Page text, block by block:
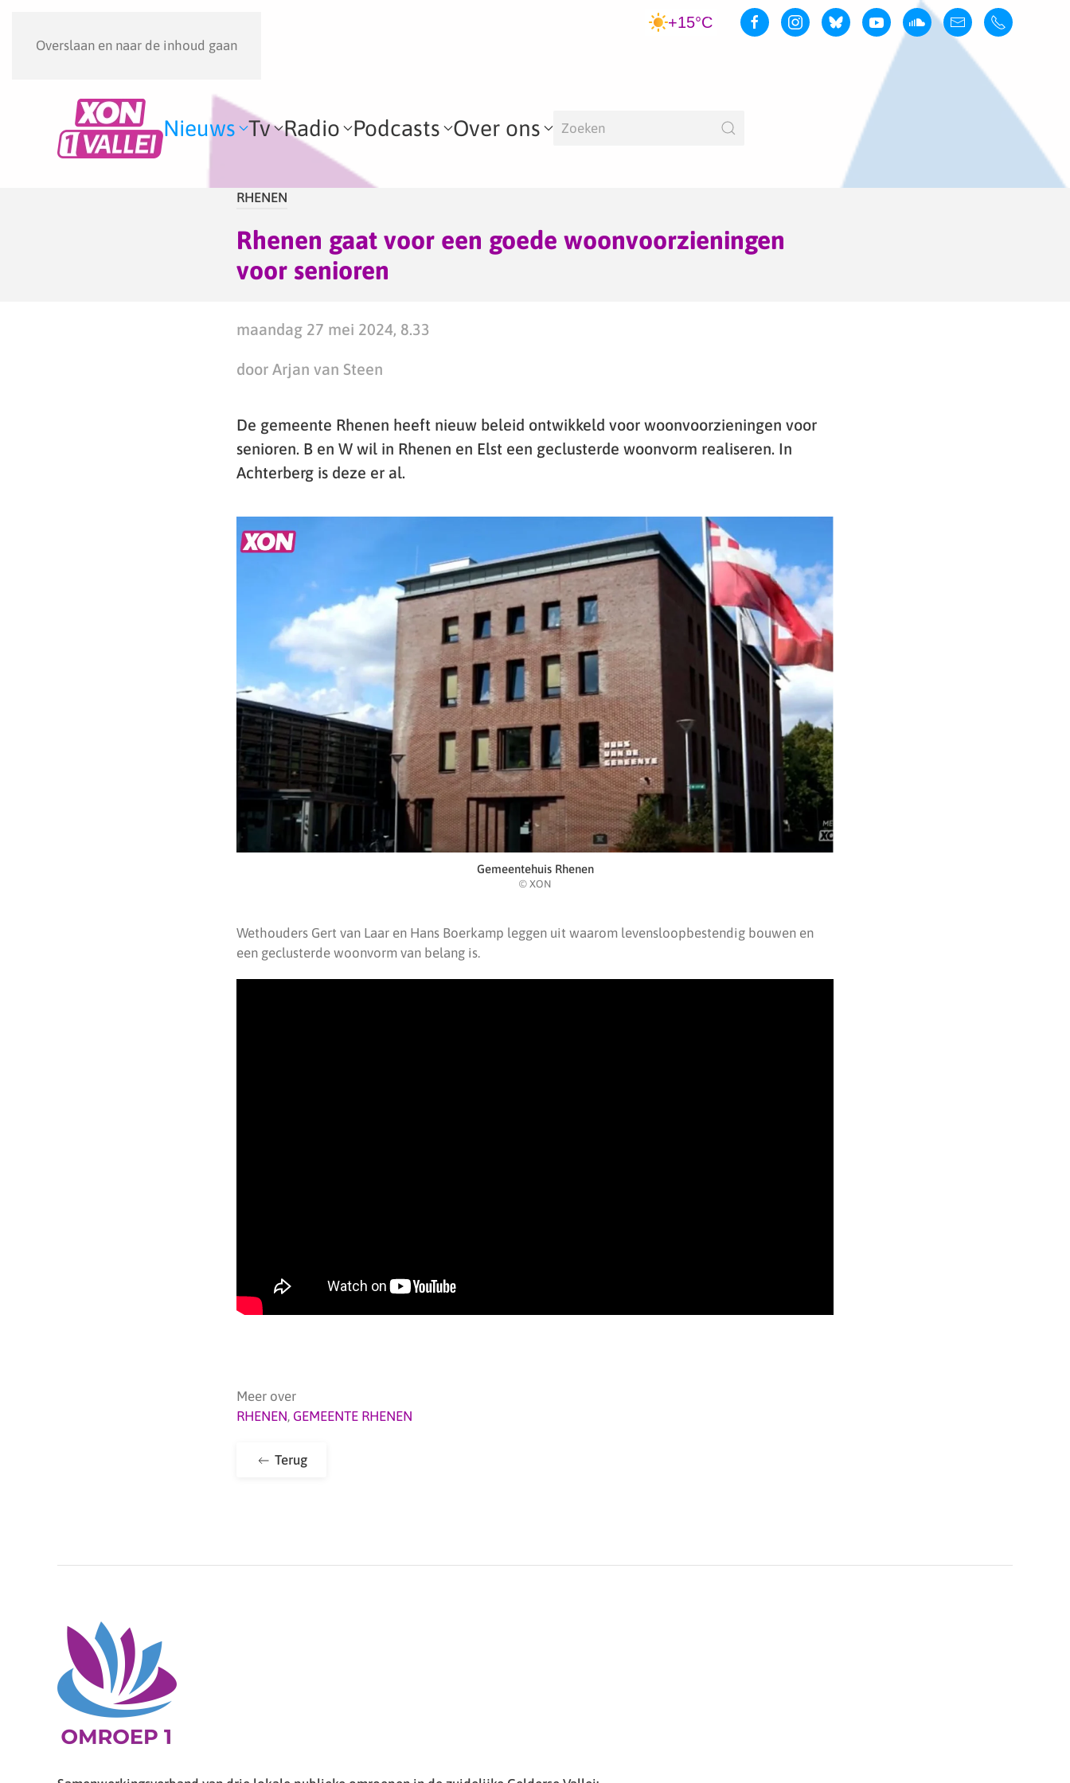
Overslaan en naar de inhoud gaan
+15°C
Nieuws Tv Radio Podcasts Over ons
RHENEN
Rhenen gaat voor een goede woonvoorzieningen
voor senioren
maandag 27 mei 2024, 8.33
door Arjan van Steen
De gemeente Rhenen heeft nieuw beleid ontwikkeld voor woonvoorzieningen voor
senioren. B en W wil in Rhenen en Elst een geclusterde woonvorm realiseren. In
Achterberg is deze er al.
Gemeentehuis Rhenen
© XON
Wethouders Gert van Laar en Hans Boerkamp leggen uit waarom levensloopbestendig bouwen en
een geclusterde woonvorm van belang is.
Meer over
RHENEN, GEMEENTE RHENEN
Terug